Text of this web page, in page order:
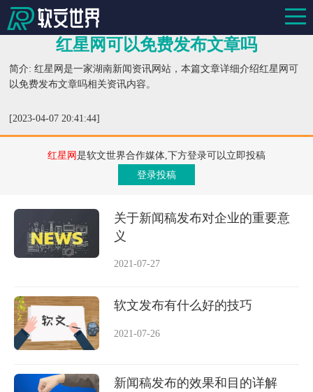
红星网可以免费发布文章吗
简介: 红星网是一家湖南新闻资讯网站，本篇文章详细介绍红星网可
以免费发布文章吗相关资讯内容。
[2023-04-07 20:41:44]
红星网是软文世界合作媒体,下方登录可以立即投稿
登录投稿
关于新闻稿发布对企业的重要意
义
2021-07-27
软文发布有什么好的技巧
2021-07-26
新闻稿发布的效果和目的详解